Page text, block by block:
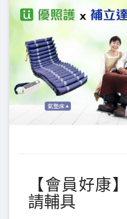
【會員好康
請輔具